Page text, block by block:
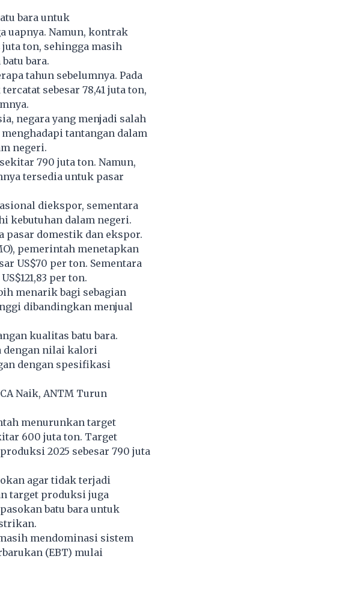
bara untuk
uapnya. Namun, kontrak
ton, sehingga masih
bara.
tahun sebelumnya. Pada
sebesar 78,41 juta ton,
negara yang menjadi salah
tantangan dalam
negeri.
790 juta ton. Namun,
tersedia untuk pasar
diekspor, sementara
kebutuhan dalam negeri.
pasar domestik dan ekspor.
pemerintah menetapkan
US$70 per ton. Sementara
per ton.
menarik bagi sebagian
dibandingkan menjual
kualitas batu bara.
dengan nilai kalori
dengan spesifikasi
Naik, ANTM Turun
menurunkan target
600 juta ton. Target
2025 sebesar 790 juta
agar tidak terjadi
target produksi juga
batu bara untuk
mendominasi sistem
(EBT) mulai